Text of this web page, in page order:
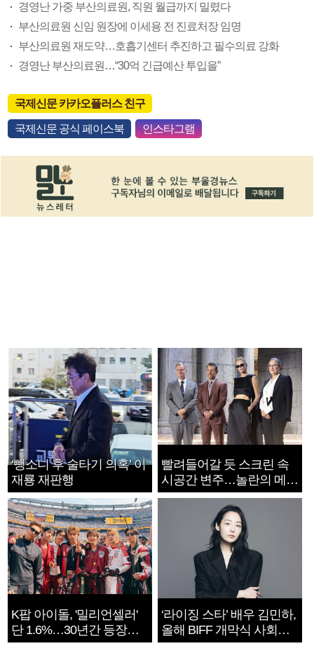
경영난 가중 부산의료원, 직원 월급까지 밀렸다
부산의료원 신임 원장에 이세용 전 진료처장 임명
부산의료원 재도약…호흡기센터 추진하고 필수의료 강화
경영난 부산의료원…“30억 긴급예산 투입을”
국제신문 카카오플러스 친구
국제신문 공식 페이스북 인스타그램
‘뺑소니 후 술타기 의혹’ 이
재룡 재판행
빨려들어갈 듯 스크린 속
시공간 변주…놀란의 메시
지는 ‘전쟁 속죄’
K팝 아이돌, '밀리언셀러'
단 1.6%…30년간 등장
‘라이징 스타’ 배우 김민하,
올해 BIFF 개막식 사회자